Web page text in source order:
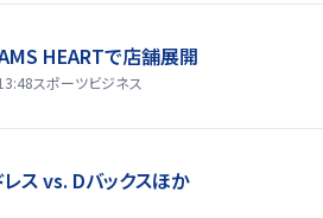
HEARTで店舗展開
スポーツビジネス
レス vs. Dバックスほか